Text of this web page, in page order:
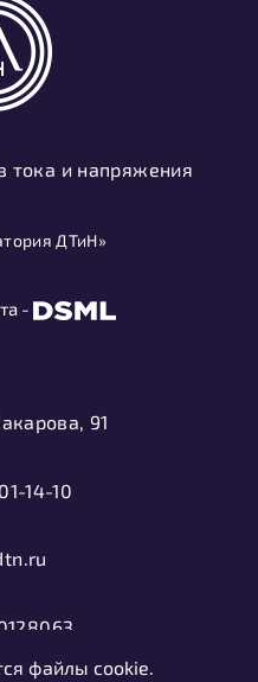
тока и напряжения
ДТиН»
-
91
14-10
файлы cookie.